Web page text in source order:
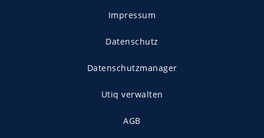
Impressum
Datenschutz
Datenschutzmanager
Utiq verwalten
AGB